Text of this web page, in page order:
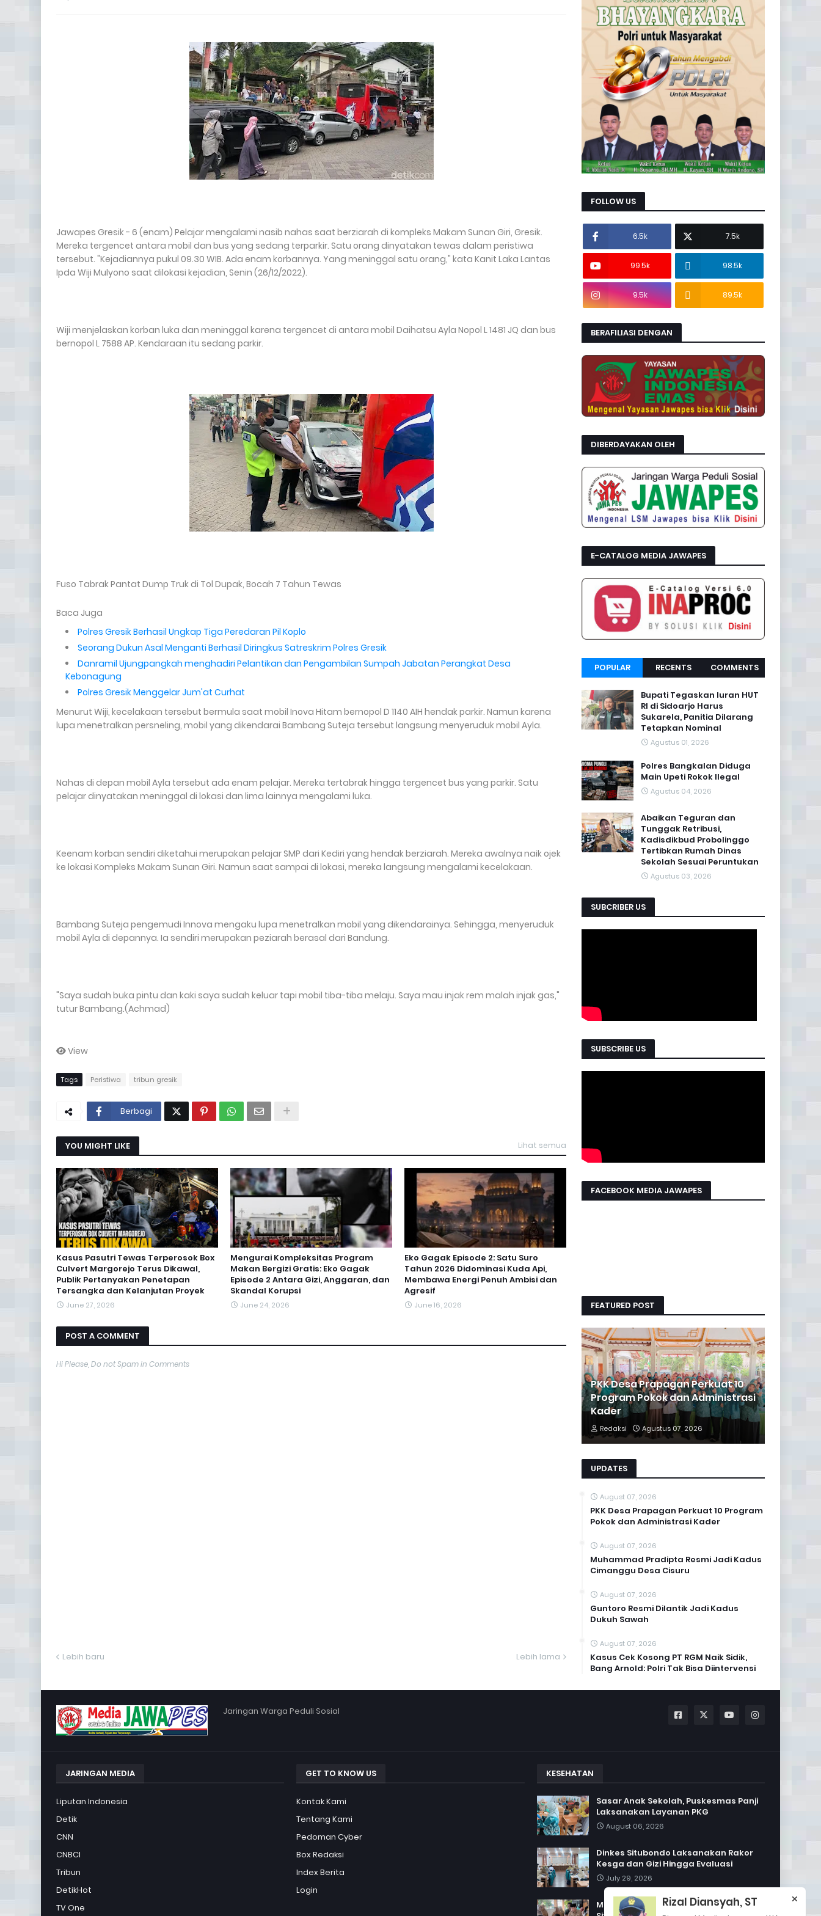
Jawapes Gresik - 6 (enam) Pelajar mengalami nasib nahas saat berziarah di kompleks Makam Sunan Giri, Gresik.
Mereka tergencet antara mobil dan bus yang sedang terparkir. Satu orang dinyatakan tewas dalam peristiwa
tersebut. "Kejadiannya pukul 09.30 WIB. Ada enam korbannya. Yang meninggal satu orang," kata Kanit Laka Lantas
Ipda Wiji Mulyono saat dilokasi kejadian, Senin (26/12/2022).
Wiji menjelaskan korban luka dan meninggal karena tergencet di antara mobil Daihatsu Ayla Nopol L 1481 JQ dan bus
bernopol L 7588 AP. Kendaraan itu sedang parkir.
Fuso Tabrak Pantat Dump Truk di Tol Dupak, Bocah 7 Tahun Tewas
Baca Juga
Polres Gresik Berhasil Ungkap Tiga Peredaran Pil Koplo
Seorang Dukun Asal Menganti Berhasil Diringkus Satreskrim Polres Gresik
Danramil Ujungpangkah menghadiri Pelantikan dan Pengambilan Sumpah Jabatan Perangkat Desa
Kebonagung
Polres Gresik Menggelar Jum'at Curhat
Menurut Wiji, kecelakaan tersebut bermula saat mobil Inova Hitam bernopol D 1140 AIH hendak parkir. Namun karena
lupa menetralkan persneling, mobil yang dikendarai Bambang Suteja tersebut langsung menyeruduk mobil Ayla.
Nahas di depan mobil Ayla tersebut ada enam pelajar. Mereka tertabrak hingga tergencet bus yang parkir. Satu
pelajar dinyatakan meninggal di lokasi dan lima lainnya mengalami luka.
Keenam korban sendiri diketahui merupakan pelajar SMP dari Kediri yang hendak berziarah. Mereka awalnya naik ojek
ke lokasi Kompleks Makam Sunan Giri. Namun saat sampai di lokasi, mereka langsung mengalami kecelakaan.
Bambang Suteja pengemudi Innova mengaku lupa menetralkan mobil yang dikendarainya. Sehingga, menyeruduk
mobil Ayla di depannya. Ia sendiri merupakan peziarah berasal dari Bandung.
"Saya sudah buka pintu dan kaki saya sudah keluar tapi mobil tiba-tiba melaju. Saya mau injak rem malah injak gas,"
tutur Bambang.(Achmad)
View
Tags Peristiwa tribun gresik
Berbagi
YOU MIGHT LIKE Lihat semua
Kasus Pasutri Tewas Terperosok Box
Culvert Margorejo Terus Dikawal,
Publik Pertanyakan Penetapan
Tersangka dan Kelanjutan Proyek
June 27, 2026
Mengurai Kompleksitas Program
Makan Bergizi Gratis: Eko Gagak
Episode 2 Antara Gizi, Anggaran, dan
Skandal Korupsi
June 24, 2026
Eko Gagak Episode 2: Satu Suro
Tahun 2026 Didominasi Kuda Api,
Membawa Energi Penuh Ambisi dan
Agresif
June 16, 2026
POST A COMMENT
Hi Please, Do not Spam in Comments
Lebih baru Lebih lama
FOLLOW US
6.5k 7.5k
99.5k 98.5k
9.5k 89.5k
BERAFILIASI DENGAN
DIBERDAYAKAN OLEH
E-CATALOG MEDIA JAWAPES
POPULAR RECENTS COMMENTS
Bupati Tegaskan Iuran HUT
RI di Sidoarjo Harus
Sukarela, Panitia Dilarang
Tetapkan Nominal
Agustus 01, 2026
Polres Bangkalan Diduga
Main Upeti Rokok Ilegal
Agustus 04, 2026
Abaikan Teguran dan
Tunggak Retribusi,
Kadisdikbud Probolinggo
Tertibkan Rumah Dinas
Sekolah Sesuai Peruntukan
Agustus 03, 2026
SUBCRIBER US
SUBSCRIBE US
FACEBOOK MEDIA JAWAPES
FEATURED POST
PKK Desa Prapagan Perkuat 10
Program Pokok dan Administrasi
Kader
Redaksi Agustus 07, 2026
UPDATES
August 07, 2026
PKK Desa Prapagan Perkuat 10 Program
Pokok dan Administrasi Kader
August 07, 2026
Muhammad Pradipta Resmi Jadi Kadus
Cimanggu Desa Cisuru
August 07, 2026
Guntoro Resmi Dilantik Jadi Kadus
Dukuh Sawah
August 07, 2026
Kasus Cek Kosong PT RGM Naik Sidik,
Bang Arnold: Polri Tak Bisa Diintervensi
Jaringan Warga Peduli Sosial
JARINGAN MEDIA
Liputan Indonesia
Detik
CNN
CNBCI
Tribun
DetikHot
TV One
GET TO KNOW US
Kontak Kami
Tentang Kami
Pedoman Cyber
Box Redaksi
Index Berita
Login
KESEHATAN
Sasar Anak Sekolah, Puskesmas Panji
Laksanakan Layanan PKG
August 06, 2026
Dinkes Situbondo Laksanakan Rakor
Kesga dan Gizi Hingga Evaluasi
July 29, 2026
Momen Libur Sekolah, Dinkes
Rizal Diansyah, ST